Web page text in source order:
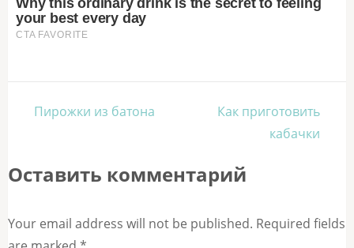
Навигация
Пирожки из батона
Как приготовить
кабачки
Оставить комментарий
Your email address will not be published. Required fields